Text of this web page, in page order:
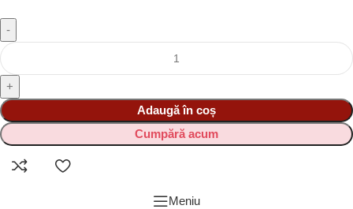
Adaugă în coș
Cumpără acum
Meniu